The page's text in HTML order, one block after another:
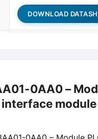
DOWNLOAD
0AA0 –
module